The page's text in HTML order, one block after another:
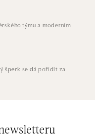
týmu a moderním
šperk se dá pořídit za